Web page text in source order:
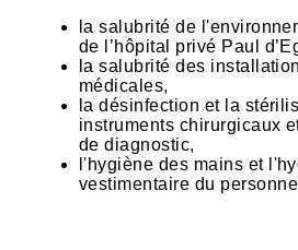
la salubrité de
de l’hôpital privé Paul
la salubrité des
médicales,
la désinfection et la
instruments chirurgicaux
de diagnostic,
l'hygiène des mains et
vestimentaire du